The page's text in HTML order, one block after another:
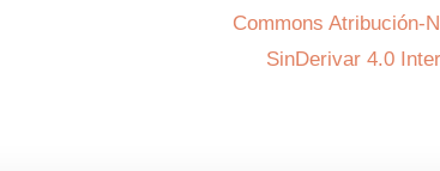
Commons Atribución-
SinDerivar 4.0